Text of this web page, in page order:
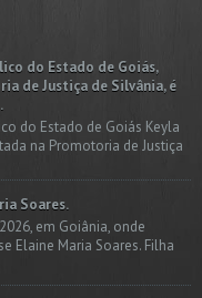
do Estado de Goiás,
de Justiça de Silvânia, é
do Estado de Goiás Keyla
na Promotoria de Justiça
Soares.
em Goiânia, onde
Elaine Maria Soares. Filha